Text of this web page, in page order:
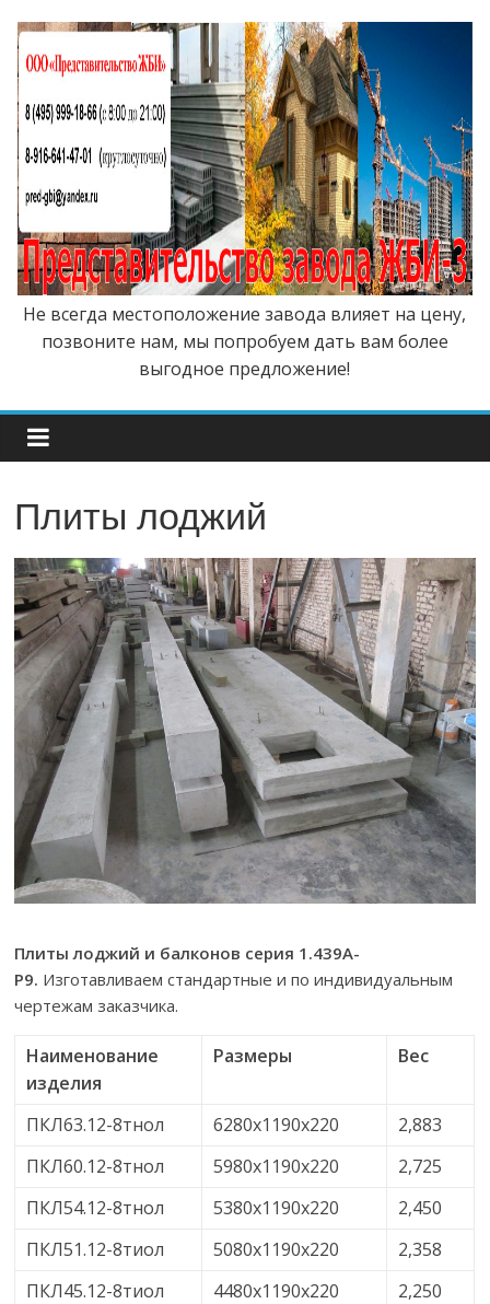
Не всегда местоположение завода влияет на цену,
позвоните нам, мы попробуем дать вам более
выгодное предложение!
Плиты лоджий
Плиты лоджий и балконов серия 1.439А-
Р9. Изготавливаем стандартные и по индивидуальным
чертежам заказчика.
Наименование
изделия
Размеры Вес
ПКЛ63.12-8тнол 6280х1190х220
2,883
ПКЛ60.12-8тнол
5980х1190х220
2,725
ПКЛ54.12-8тнол
5380х1190х220
2,450
ПКЛ51.12-8тиол
5080х1190х220
2,358
ПКЛ45.12-8тиол
4480х1190х220
2,250